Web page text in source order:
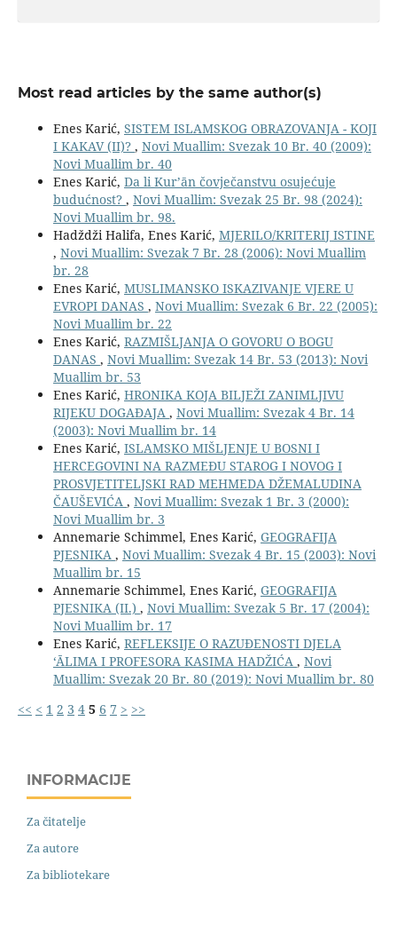
Most read articles by the same author(s)
Enes Karić, SISTEM ISLAMSKOG OBRAZOVANJA - KOJI
I KAKAV (II)? , Novi Muallim: Svezak 10 Br. 40 (2009):
Novi Muallim br. 40
Enes Karić, Da li Kur’ān čovječanstvu osujećuje
budućnost? , Novi Muallim: Svezak 25 Br. 98 (2024):
Novi Muallim br. 98.
Hadždži Halifa, Enes Karić, MJERILO/KRITERIJ ISTINE
, Novi Muallim: Svezak 7 Br. 28 (2006): Novi Muallim
br. 28
Enes Karić, MUSLIMANSKO ISKAZIVANJE VJERE U
EVROPI DANAS , Novi Muallim: Svezak 6 Br. 22 (2005):
Novi Muallim br. 22
Enes Karić, RAZMIŠLJANJA O GOVORU O BOGU
DANAS , Novi Muallim: Svezak 14 Br. 53 (2013): Novi
Muallim br. 53
Enes Karić, HRONIKA KOJA BILJEŽI ZANIMLJIVU
RIJEKU DOGAĐAJA , Novi Muallim: Svezak 4 Br. 14
(2003): Novi Muallim br. 14
Enes Karić, ISLAMSKO MIŠLJENJE U BOSNI I
HERCEGOVINI NA RAZMEÐU STAROG I NOVOG I
PROSVJETITELJSKI RAD MEHMEDA DŽEMALUDINA
ČAUŠEVIĆA , Novi Muallim: Svezak 1 Br. 3 (2000):
Novi Muallim br. 3
Annemarie Schimmel, Enes Karić, GEOGRAFIJA
PJESNIKA , Novi Muallim: Svezak 4 Br. 15 (2003): Novi
Muallim br. 15
Annemarie Schimmel, Enes Karić, GEOGRAFIJA
PJESNIKA (II.) , Novi Muallim: Svezak 5 Br. 17 (2004):
Novi Muallim br. 17
Enes Karić, REFLEKSIJE O RAZUĐENOSTI DJELA
‘ĀLIMA I PROFESORA KASIMA HADŽIĆA , Novi
Muallim: Svezak 20 Br. 80 (2019): Novi Muallim br. 80
<< < 1 2 3 4 5 6 7 > >>
INFORMACIJE
Za čitatelje
Za autore
Za bibliotekare